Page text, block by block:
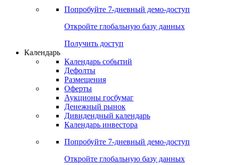
Попробуйте 7-дневный демо-доступ
Откройте глобальную базу данных
Получить доступ
Календарь
Календарь событий
Дефолты
Размещения
Оферты
Аукционы госбумаг
Денежный рынок
Дивидендный календарь
Календарь инвестора
Попробуйте 7-дневный демо-доступ
Откройте глобальную базу данных